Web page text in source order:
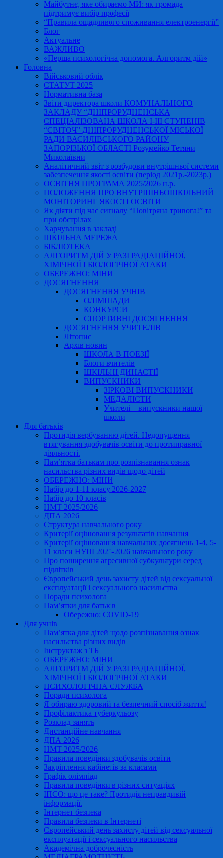
Майбутнє, яке обираємо МИ: як громада
підтримує вибір професії
“Правила ощадливого споживання електроенергії”
Блог
Актуальне
ВАЖЛИВО
«Перша психологічна допомога. Алгоритм дій»
Головна
Військовий облік
СТАТУТ 2025
Нормативна база
Звіти директора школи КОМУНАЛЬНОГО
ЗАКЛАДУ “ДНІПРОРУДНЕНСЬКА
СПЕЦІАЛІЗОВАНА ШКОЛА І-ІІІ СТУПЕНІВ
“СВІТОЧ” ДНІПРОРУДНЕНСЬКОЇ МІСЬКОЇ
РАДИ ВАСИЛІВСЬКОГО РАЙОНУ
ЗАПОРІЗЬКОЇ ОБЛАСТІ Розумейко Тетяни
Миколаївни
Аналітичний звіт з розбудови внутрішньої системи
забезпечення якості освіти (період 2021р.-2023р.)
ОСВІТНЯ ПРОГРАМА 2025/2026 н.р.
ПОЛОЖЕННЯ ПРО ВНУТРІШНЬОШКІЛЬНИЙ
МОНІТОРИНГ ЯКОСТІ ОСВІТИ
Як діяти під час сигналу “Повітряна тривога!” та
при обстрілах
Харчування в закладі
ШКІЛЬНА МЕРЕЖА
БІБЛІОТЕКА
АЛГОРИТМ ДІЙ У РАЗІ РАДІАЦІЙНОЇ,
ХІМІЧНОЇ І БІОЛОГІЧНОЇ АТАКИ
ОБЕРЕЖНО: МІНИ
ДОСЯГНЕННЯ
ДОСЯГНЕННЯ УЧНІВ
ОЛІМПІАДИ
КОНКУРСИ
СПОРТИВНІ ДОСЯГНЕННЯ
ДОСЯГНЕННЯ УЧИТЕЛІВ
Літопис
Архів новин
ШКОЛА В ПОЕЗІЇ
Блоги вчителів
ШКІЛЬНІ ДИНАСТІЇ
ВИПУСКНИКИ
ЗІРКОВІ ВИПУСКНИКИ
МЕДАЛІСТИ
Учителі – випускники нашої
школи
Для батьків
Протидія вербуванню дітей. Недопущення
втягування здобувачів освіти до протиправної
діяльності.
Пам’ятка батькам про розпізнавання ознак
насильства різних видів щодо дітей
ОБЕРЕЖНО: МІНИ
Набір до 1-11 класу 2026-2027
Набір до 10 класів
НМТ 2025/2026
ДПА 2026
Структура навчального року
Критерії оцінювання результатів навчання
Критерії оцінювання навчальних досягнень 1-4, 5-
11 класи НУШ 2025-2026 навчального року
Про поширення агресивної субкультури серед
підлітків
Європейський день захисту дітей від сексуальної
експлуатації і сексуального насильства
Поради психолога
Пам’ятки для батьків
Обережно: COVID-19
Для учнів
Пам’ятка для дітей щодо розпізнавання ознак
насильства різних видів
Інструктаж з ТБ
ОБЕРЕЖНО: МІНИ
АЛГОРИТМ ДІЙ У РАЗІ РАДІАЦІЙНОЇ,
ХІМІЧНОЇ І БІОЛОГІЧНОЇ АТАКИ
ПСИХОЛОГІЧНА СЛУЖБА
Поради психолога
Я обираю здоровий та безпечний спосіб життя!
Профілактика туберкульозу
Розклад занять
Дистанційне навчання
ДПА 2026
НМТ 2025/2026
Правила поведінки здобувачів освіти
Закріплення кабінетів за класами
Графік олімпіад
Правила поведінки в різних ситуаціях
ІПСО: що це таке? Протидія неправдивій
інформації.
Інтернет безпека
Правила безпеки в Інтернеті
Європейський день захисту дітей від сексуальної
експлуатації і сексуального насильства
Академічна доброчесність